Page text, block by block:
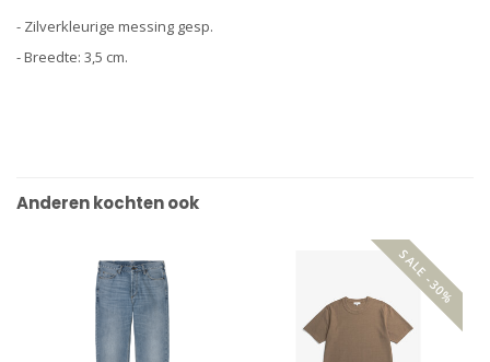
- Zilverkleurige messing gesp.
- Breedte: 3,5 cm.
Anderen kochten ook
SALE -30%